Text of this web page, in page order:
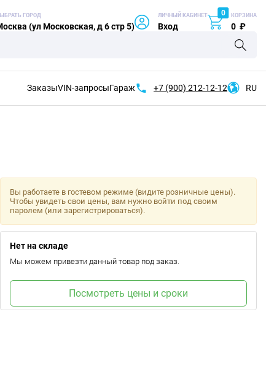
ГОРОД
(ул Московская, д 6 стр 5)
ЛИЧНЫЙ КАБИНЕТ
Вход
0 КОРЗИНА
0 ₽
ЗаказыVIN-запросыГараж +7 (900) 212-12-12 RU
Вы работаете в гостевом режиме (видите розничные цены).
Чтобы увидеть свои цены, вам нужно войти под своим
паролем (или зарегистрироваться).
Нет на складе
Мы можем привезти данный товар под заказ.
Посмотреть цены и сроки